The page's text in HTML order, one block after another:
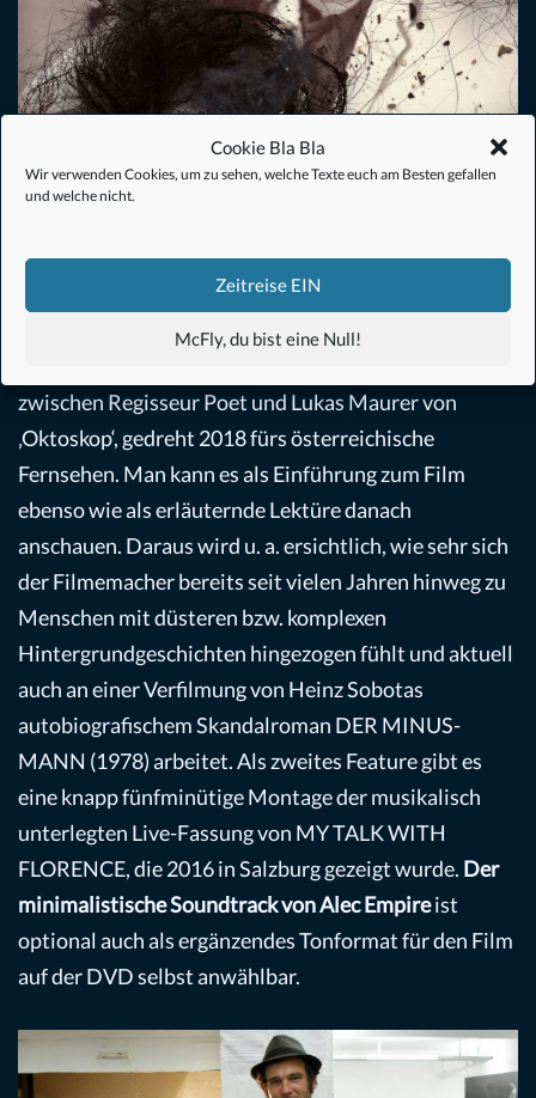
Cookie Bla Bla
Wir verwenden Cookies, um zu sehen, welche Texte euch am Besten gefallen
und welche nicht.
Zeitreise EIN
McFly, du bist eine Null!
Das Mediabook von TROST (AT)
Das österreichische Mediabook kommt zunächst
einmal schmal und schlicht daher (1 DVD), beinhaltet
eine wohlkuratierte Auswahl essenzieller Extras
zwischen Regisseur Poet und Lukas Maurer von
‚Oktoskop‘, gedreht 2018 fürs österreichische
Fernsehen. Man kann es als Einführung zum Film
ebenso wie als erläuternde Lektüre danach
anschauen. Daraus wird u. a. ersichtlich, wie sehr sich
der Filmemacher bereits seit vielen Jahren hinweg zu
Menschen mit düsteren bzw. komplexen
Hintergrundgeschichten hingezogen fühlt und aktuell
auch an einer Verfilmung von Heinz Sobotas
autobiografischem Skandalroman DER MINUS-
MANN (1978) arbeitet. Als zweites Feature gibt es
eine knapp fünfminütige Montage der musikalisch
unterlegten Live-Fassung von MY TALK WITH
FLORENCE, die 2016 in Salzburg gezeigt wurde. Der
minimalistische Soundtrack von Alec Empireist
optional auch als ergänzendes Tonformat für den Film
auf der DVD selbst anwählbar.